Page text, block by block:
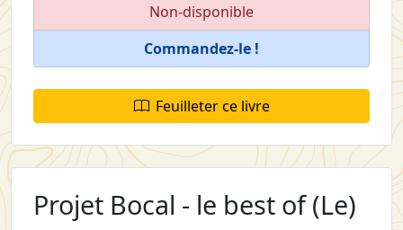
Non-disponible
Commandez-le !
Feuilleter ce livre
Projet Bocal - le best of (Le)